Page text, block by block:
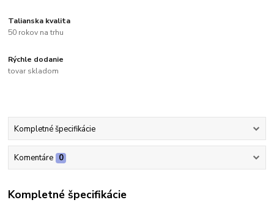
Talianska kvalita
50 rokov na trhu
Rýchle dodanie
tovar skladom
Kompletné špecifikácie
Komentáre 0
Kompletné špecifikácie